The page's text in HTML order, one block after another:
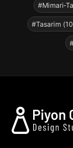
#Mimari-
#Tasarim